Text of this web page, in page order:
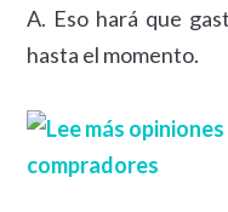
A. Eso hará que
hasta el momento.
compradores